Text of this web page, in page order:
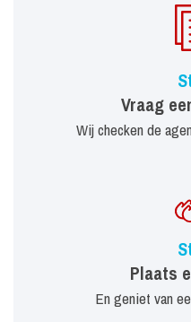
Vraag
Wij checken de
Plaats
En geniet van